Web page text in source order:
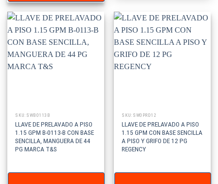
SKU: SWB0113B
LLAVE DE PRELAVADO A PISO
1.15 GPM B-0113-B CON BASE
SENCILLA, MANGUERA DE 44
PG MARCA T&S
SKU: SW0PRD12
LLAVE DE PRELAVADO A PISO
1.15 GPM CON BASE SENCILLA
A PISO Y GRIFO DE 12 PG
REGENCY